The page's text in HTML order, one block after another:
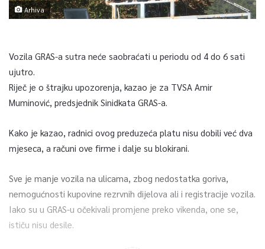
Arhiva
Vozila GRAS-a sutra neće saobraćati u periodu od 4 do 6 sati
ujutro.
Riječ je o štrajku upozorenja, kazao je za TVSA Amir
Muminović, predsjednik Sinidkata GRAS-a.
Kako je kazao, radnici ovog preduzeća platu nisu dobili već dva
mjeseca, a računi ove firme i dalje su blokirani.
Sve je manje vozila na ulicama, zbog nedostatka goriva,
nemogućnosti kupovine rezrvnih dijelova ali i registracije vozila.
Iako su u GRAS-u očekivali promjene preko vikenda, one se,
ističu nisu desile.